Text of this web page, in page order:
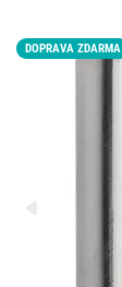
DOPRAVA ZDARMA